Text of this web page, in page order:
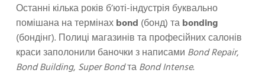
Останні кілька років б’юті-індустрія буквально
помішана на термінахbond (бонд) таbonding
(бондінг). Полиці магазинів та професійних салонів
краси заполонили баночки з написами Bond Repair,
Bond Building, Super BondтаBond Intense.